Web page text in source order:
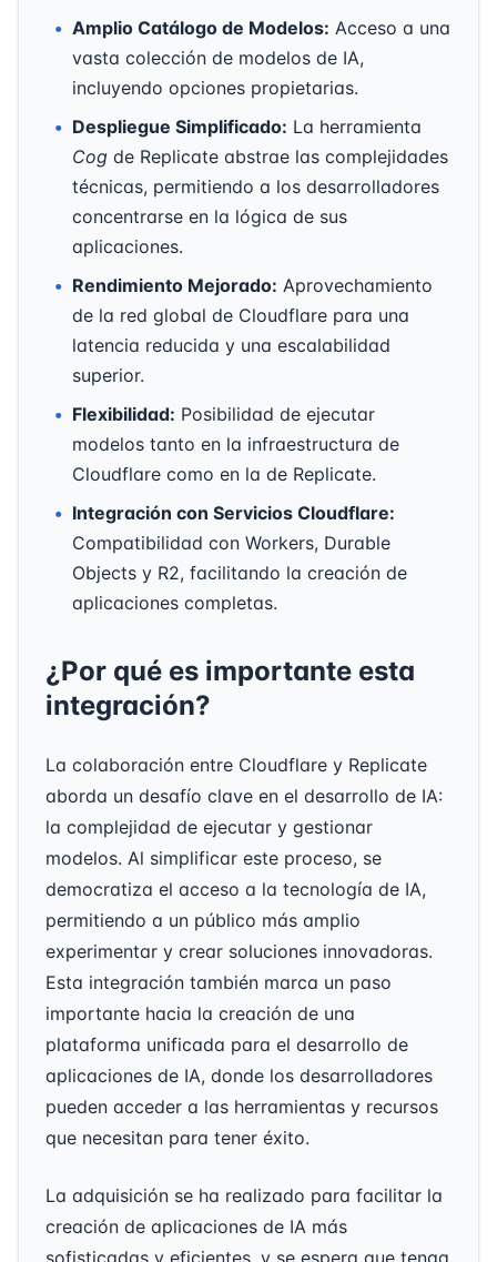
Amplio Catálogo de Modelos: Acceso a una
vasta colección de modelos de IA,
incluyendo opciones propietarias.
Despliegue Simplificado: La herramienta
Cog de Replicate abstrae las complejidades
técnicas, permitiendo a los desarrolladores
concentrarse en la lógica de sus
aplicaciones.
Rendimiento Mejorado: Aprovechamiento
de la red global de Cloudflare para una
latencia reducida y una escalabilidad
superior.
Flexibilidad: Posibilidad de ejecutar
modelos tanto en la infraestructura de
Cloudflare como en la de Replicate.
Integración con Servicios Cloudflare:
Compatibilidad con Workers, Durable
Objects y R2, facilitando la creación de
aplicaciones completas.
¿Por qué es importante esta
integración?
La colaboración entre Cloudflare y Replicate
aborda un desafío clave en el desarrollo de IA:
la complejidad de ejecutar y gestionar
modelos. Al simplificar este proceso, se
democratiza el acceso a la tecnología de IA,
permitiendo a un público más amplio
experimentar y crear soluciones innovadoras.
Esta integración también marca un paso
importante hacia la creación de una
plataforma unificada para el desarrollo de
aplicaciones de IA, donde los desarrolladores
pueden acceder a las herramientas y recursos
que necesitan para tener éxito.
La adquisición se ha realizado para facilitar la
creación de aplicaciones de IA más